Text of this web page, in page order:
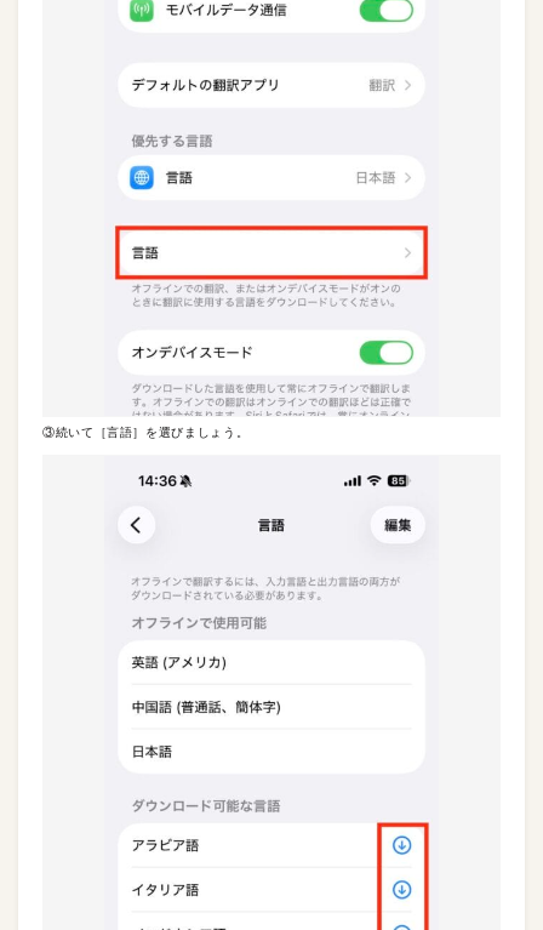
③続いて［言語］を選びましょう。